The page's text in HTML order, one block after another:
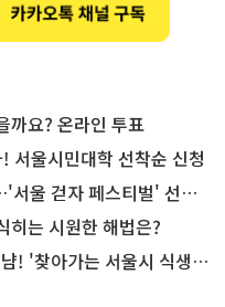
까요? 온라인 투표
서울시민대학 선착순 신청
자 페스티벌' 선착순 5천명
히는 시원한 해법은?
가는 서울시 식생활 교육' 현장